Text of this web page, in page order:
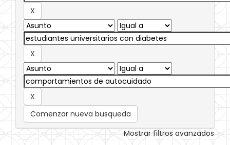
Comenzar nueva busqueda
Mostrar filtros avanzados